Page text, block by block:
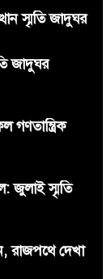
স্মৃতি জাদুঘর
জাদুঘর
গণতান্ত্রিক
জুলাই স্মৃতি
রাজপথে দেখা